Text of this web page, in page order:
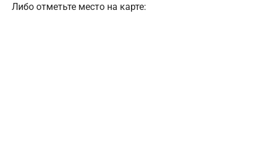
Либо отметьте место на карте: